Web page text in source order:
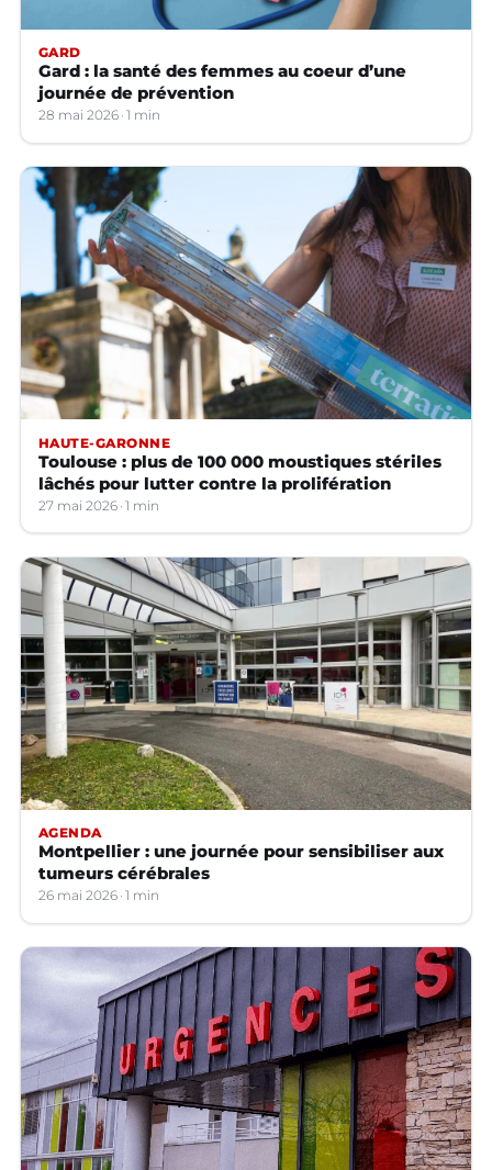
GARD
Gard : la santé des femmes au coeur d’une
journée de prévention
28 mai 2026 1 min
HAUTE-GARONNE
Toulouse : plus de 100 000 moustiques stériles
lâchés pour lutter contre la prolifération
27 mai 2026 1 min
AGENDA
Montpellier : une journée pour sensibiliser aux
tumeurs cérébrales
26 mai 2026 1 min